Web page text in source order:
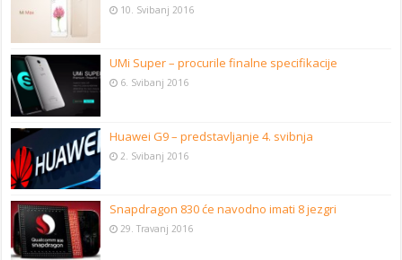
10. Svibanj 2016
UMi Super – procurile finalne specifikacije
6. Svibanj 2016
Huawei G9 – predstavljanje 4. svibnja
2. Svibanj 2016
Snapdragon 830 će navodno imati 8 jezgri
29. Travanj 2016